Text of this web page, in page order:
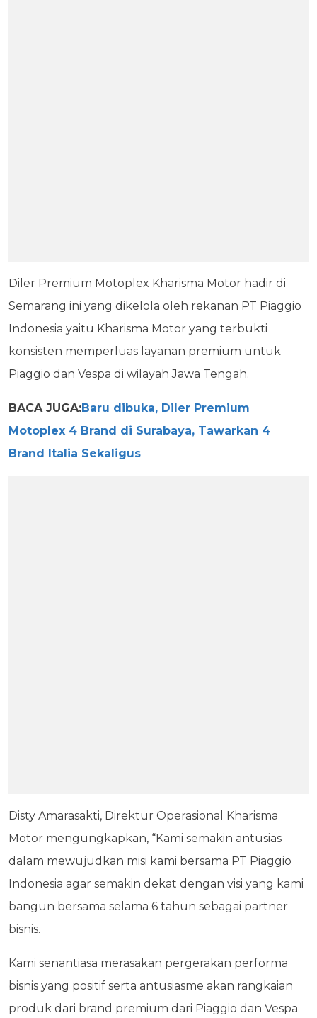
Diler Premium Motoplex Kharisma Motor hadir di
Semarang ini yang dikelola oleh rekanan PT Piaggio
Indonesia yaitu Kharisma Motor yang terbukti
konsisten memperluas layanan premium untuk
Piaggio dan Vespa di wilayah Jawa Tengah.
BACA JUGA:Baru dibuka, Diler Premium
Motoplex 4 Brand di Surabaya, Tawarkan 4
Brand Italia Sekaligus
Disty Amarasakti, Direktur Operasional Kharisma
Motor mengungkapkan, “Kami semakin antusias
dalam mewujudkan misi kami bersama PT Piaggio
Indonesia agar semakin dekat dengan visi yang kami
bangun bersama selama 6 tahun sebagai partner
bisnis.
Kami senantiasa merasakan pergerakan performa
bisnis yang positif serta antusiasme akan rangkaian
produk dari brand premium dari Piaggio dan Vespa